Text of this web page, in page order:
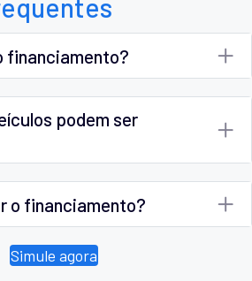
financiamento?
podem ser
o financiamento?
Simule agora